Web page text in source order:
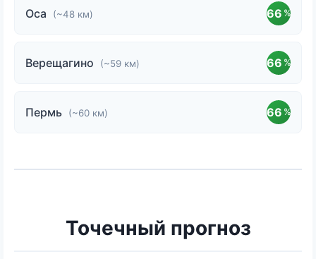
Оса (~48 км) 66 %
Верещагино (~59 км) 66 %
Пермь (~60 км) 66 %
Точечный прогноз